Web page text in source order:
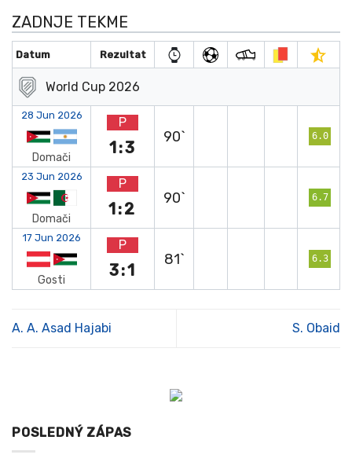
ZADNJE TEKME
Datum Rezultat
World Cup 2026
28 Jun 2026
Domači
P
1:3
90` 6.0
23 Jun 2026
Domači
P
1:2
90` 6.7
17 Jun 2026
Gosti
P
3:1
81` 6.3
A. A. Asad Hajabi S. Obaid
POSLEDNÝ ZÁPAS